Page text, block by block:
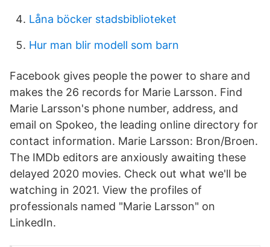
Låna böcker stadsbiblioteket
Hur man blir modell som barn
Facebook gives people the power to share and
makes the 26 records for Marie Larsson. Find
Marie Larsson's phone number, address, and
email on Spokeo, the leading online directory for
contact information. Marie Larsson: Bron/Broen.
The IMDb editors are anxiously awaiting these
delayed 2020 movies. Check out what we'll be
watching in 2021. View the profiles of
professionals named "Marie Larsson" on
LinkedIn.